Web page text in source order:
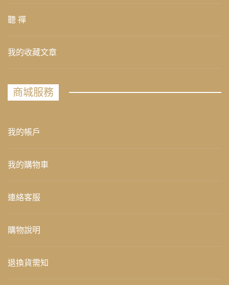
聽 禪
我的收藏文章
商城服務
我的帳戶
我的購物車
連絡客服
購物說明
退換貨需知